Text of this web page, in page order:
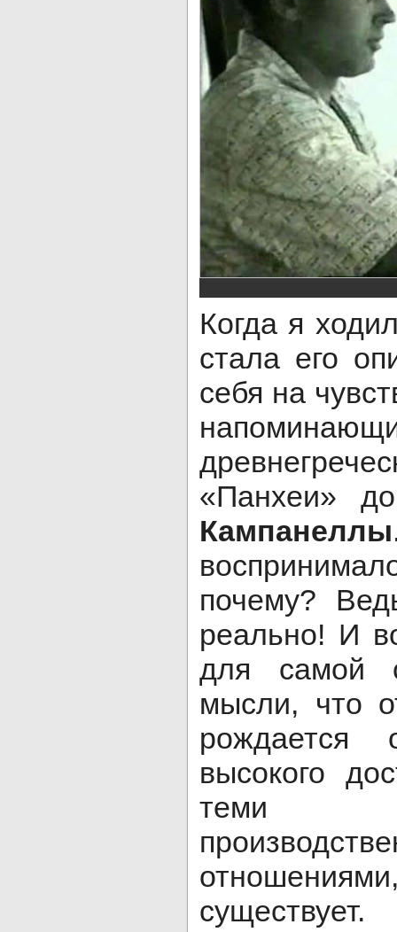
Когда я
стала его
себя на
«Панхеи»
Кампанеллы
почему?
реально! И
для самой
мысли, что
рождается
высокого
теми
существует.